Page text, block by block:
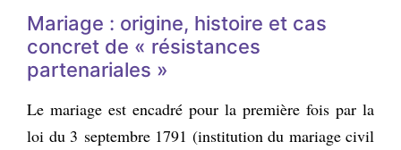
Mariage : origine, histoire et cas
concret de « résistances
partenariales »
Le mariage est encadré pour la première fois par la
loi du 3 septembre 1791 (institution du mariage civil